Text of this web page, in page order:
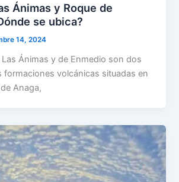
Ánimas y Roque de
se ubica?
14, 2024
Ánimas y de Enmedio son dos
formaciones volcánicas situadas en
Anaga,